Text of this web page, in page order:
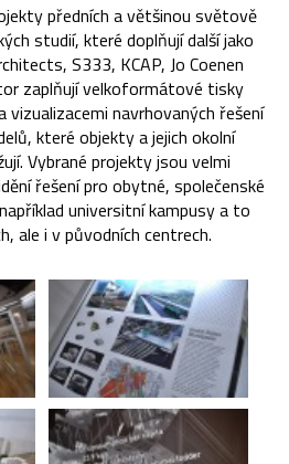
předních a většinou světově
studií, které doplňují další jako
S333, KCAP, Jo Coenen
zaplňují velkoformátové tisky
navrhovaných řešení
které objekty a jejich okolní
Vybrané projekty jsou velmi
řešení pro obytné, společenské
universitní kampusy a to
ale i v původních centrech.